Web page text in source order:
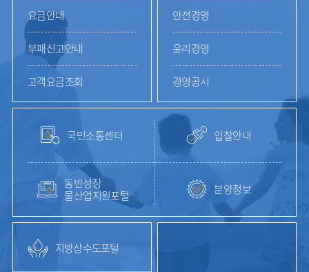
요금안내
부패신고안내
고객요금조회
국민소통센터 입찰안내
동반성장
물산업지원포털
분양정보
지방상수도포털
안전경영
윤리경영
경영공시